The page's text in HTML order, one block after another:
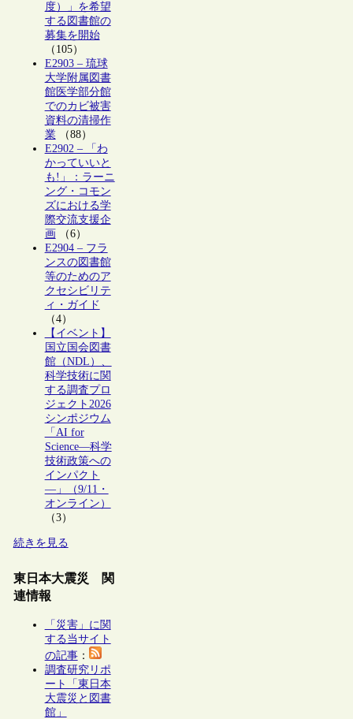
度）」を希望
する図書館の
募集を開始
（105）
E2903 – 琉球
大学附属図書
館医学部分館
でのカビ被害
資料の清掃作
業（88）
E2902 – 「わ
かっていいと
も!」：ラーニ
ング・コモン
ズにおける学
際交流支援企
画 （6）
E2904 – フラ
ンスの図書館
等のためのア
クセシビリテ
ィ・ガイド
（4）
【イベント】
国立国会図書
館（NDL）、
科学技術に関
する調査プロ
ジェクト2026
シンポジウム
「AI for
Science―科学
技術政策への
インパクト
―」（9/11・
オンライン）
（3）
続きを見る
東日本大震災 関
連情報
「災害」に関
する当サイト
の記事：
調査研究リポ
ート「東日本
大震災と図書
館」